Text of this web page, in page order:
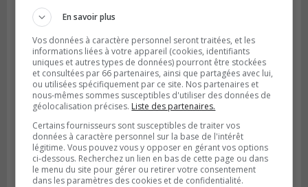
BOUCHERVILLE
Publié le 27 juillet 2026 à 19h58
Metro prend les moyens pour protéger son
personnel cadre
En savoir plus
Vos données à caractère personnel seront traitées, et les
informations liées à votre appareil (cookies, identifiants
uniques et autres types de données) pourront être stockées
et consultées par 66 partenaires, ainsi que partagées avec lui,
ou utilisées spécifiquement par ce site. Nos partenaires et
nous-mêmes sommes susceptibles d'utiliser des données de
géolocalisation précises. Liste des partenaires.
Certains fournisseurs sont susceptibles de traiter vos
données à caractère personnel sur la base de l'intérêt
légitime. Vous pouvez vous y opposer en gérant vos options
ci-dessous. Recherchez un lien en bas de cette page ou dans
le menu du site pour gérer ou retirer votre consentement
dans les paramètres des cookies et de confidentialité.